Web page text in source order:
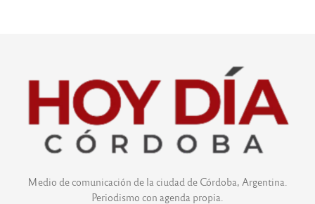
Medio de comunicación de la ciudad de Córdoba, Argentina.
Periodismo con agenda propia.